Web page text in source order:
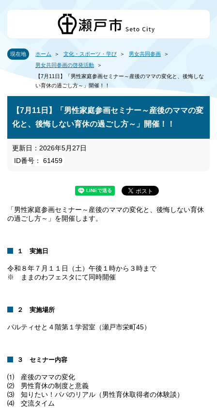
現在地 ホーム 文化・スポーツ・学び
男女共同参画
男女共同参画の啓発活動
【7月11日】「男性家庭参画セミナー～産後のママの変化と、後悔しな
い育休の過ごし方～」開催！！
【7月11日】「男性家庭参画セミナー～産後のママの変
化と、後悔しない育休の過ごし方～」開催！！
更新日：2026年5月27日
ID番号： 61459
「男性家庭参画セミナー～産後のママの変化と、後悔しない育休
の過ごし方～」を開催します。
１ 実施日
令和８年７月１１日（土）午後１時から３時まで
※ ままのわフェスタにて同時開催
２ 実施場所
パルティせと４階第１学習室（瀬戸市栄町45）
３ セミナー内容
⑴ 産後のママの変化
⑵ 男性育休の制度と意義
⑶ 知りたい！パパのリアル（男性育休取得者の体験談）
⑷ 交流タイム